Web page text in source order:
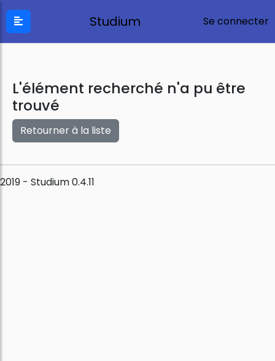
Studium Se connecter
L'élément recherché n'a pu être
trouvé
Retourner à la liste
2019 - Studium 0.4.11